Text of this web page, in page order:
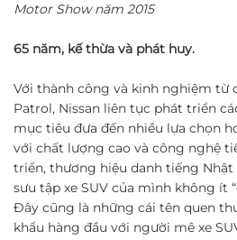
Motor Show năm 2015
65 năm, kế thừa và phát huy.
Với thành công và kinh nghiệm từ
Patrol, Nissan liên tục phát triển
mục tiêu đưa đến nhiều lựa chọn
với chất lượng cao và công nghệ
triển, thương hiệu danh tiếng Nhật
sưu tập xe SUV của mình không ít
Đây cũng là những cái tên quen
khẩu hàng đầu với người mê xe